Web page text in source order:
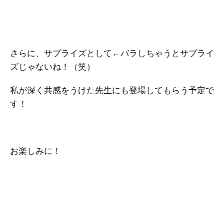
さらに、サプライズとして←バラしちゃうとサプライ
ズじゃないね！（笑）
私が深く共感をうけた先生にも登場してもらう予定で
す！
お楽しみに！